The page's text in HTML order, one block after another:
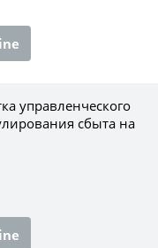
управленческого
сбыта на